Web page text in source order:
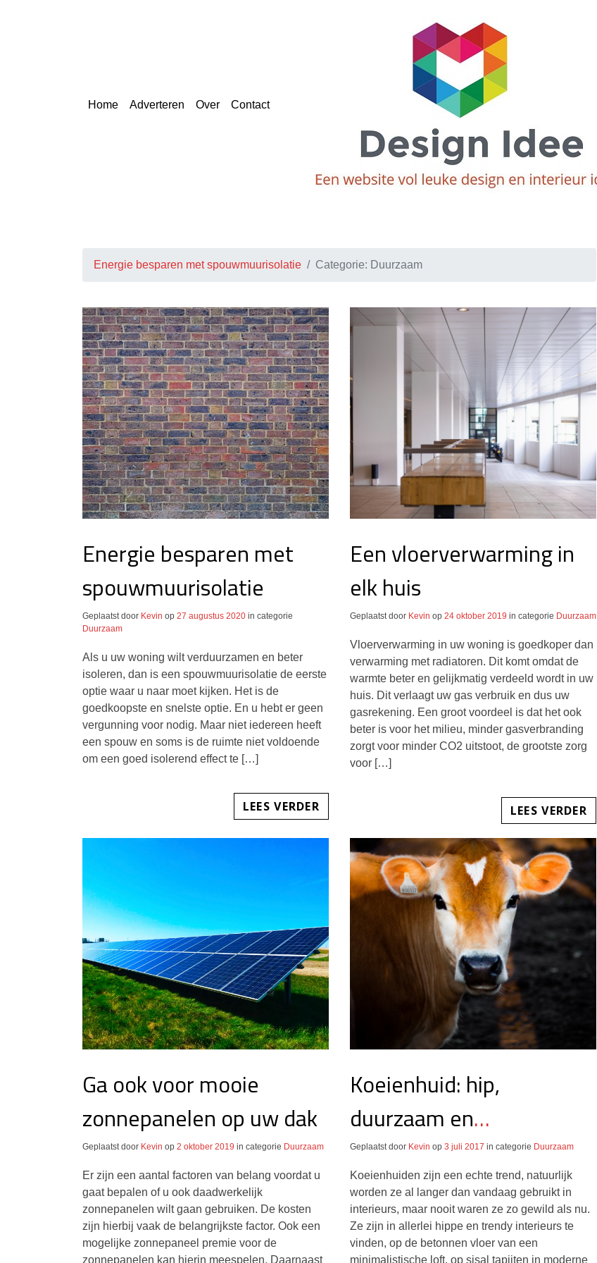
Home Adverteren Over Contact
Energie besparen met spouwmuurisolatie Categorie: Duurzaam
Energie besparen met
spouwmuurisolatie
Geplaatst door Kevin op 27 augustus 2020 in categorie
Duurzaam
Als u uw woning wilt verduurzamen en beter
isoleren, dan is een spouwmuurisolatie de eerste
optie waar u naar moet kijken. Het is de
goedkoopste en snelste optie. En u hebt er geen
vergunning voor nodig. Maar niet iedereen heeft
een spouw en soms is de ruimte niet voldoende
om een goed isolerend effect te […]
LEES VERDER
Een vloerverwarming in
elk huis
Geplaatst door Kevin op 24 oktober 2019 in categorie Duurzaam
Vloerverwarming in uw woning is goedkoper dan
verwarming met radiatoren. Dit komt omdat de
warmte beter en gelijkmatig verdeeld wordt in uw
huis. Dit verlaagt uw gas verbruik en dus uw
gasrekening. Een groot voordeel is dat het ook
beter is voor het milieu, minder gasverbranding
zorgt voor minder CO2 uitstoot, de grootste zorg
voor […]
LEES VERDER
Ga ook voor mooie
zonnepanelen op uw dak
Geplaatst door Kevin op 2 oktober 2019 in categorie Duurzaam
Er zijn een aantal factoren van belang voordat u
gaat bepalen of u ook daadwerkelijk
zonnepanelen wilt gaan gebruiken. De kosten
zijn hierbij vaak de belangrijkste factor. Ook een
mogelijke zonnepaneel premie voor de
zonnepanelen kan hierin meespelen. Daarnaast
Koeienhuid: hip,
duurzaam en
ruimtebepalend
Geplaatst door Kevin op 3 juli 2017 in categorie Duurzaam
Koeienhuiden zijn een echte trend, natuurlijk
worden ze al langer dan vandaag gebruikt in
interieurs, maar nooit waren ze zo gewild als nu.
Ze zijn in allerlei hippe en trendy interieurs te
vinden, op de betonnen vloer van een
minimalistische loft, op sisal tapijten in moderne